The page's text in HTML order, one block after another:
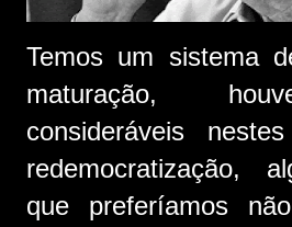
Temos um sistema
maturação,
consideráveis
redemocratização,
que preferíamos